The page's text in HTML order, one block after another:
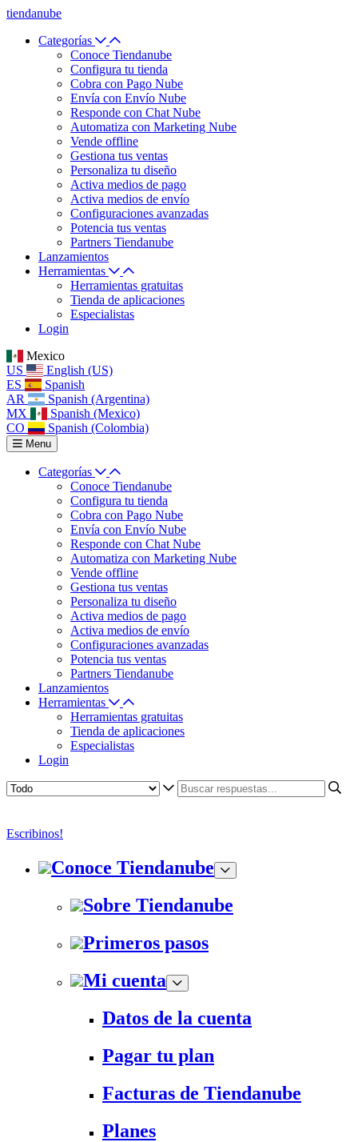
tiendanube
Categorías
Conoce Tiendanube
Configura tu tienda
Cobra con Pago Nube
Envía con Envío Nube
Responde con Chat Nube
Automatiza con Marketing Nube
Vende offline
Gestiona tus ventas
Personaliza tu diseño
Activa medios de pago
Activa medios de envío
Configuraciones avanzadas
Potencia tus ventas
Partners Tiendanube
Lanzamientos
Herramientas
Herramientas gratuitas
Tienda de aplicaciones
Especialistas
Login
Mexico
US
English (US)
ES
Spanish
AR
Spanish (Argentina)
MX
Spanish (Mexico)
CO
Spanish (Colombia)
Menu
Categorías
Conoce Tiendanube
Configura tu tienda
Cobra con Pago Nube
Envía con Envío Nube
Responde con Chat Nube
Automatiza con Marketing Nube
Vende offline
Gestiona tus ventas
Personaliza tu diseño
Activa medios de pago
Activa medios de envío
Configuraciones avanzadas
Potencia tus ventas
Partners Tiendanube
Lanzamientos
Herramientas
Herramientas gratuitas
Tienda de aplicaciones
Especialistas
Login
Escribinos!
Conoce Tiendanube
Sobre Tiendanube
Primeros pasos
Mi cuenta
Datos de la cuenta
Pagar tu plan
Facturas de Tiendanube
Planes